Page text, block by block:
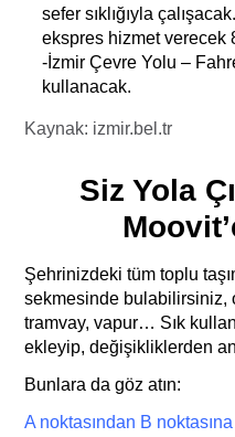
sefer sıklığıyla
ekspres hizmet verecek
-İzmir Çevre Yolu –
kullanacak.
Kaynak: izmir.bel.tr
Siz Yola
Şehrinizdeki tüm toplu
sekmesinde bulabilirsiniz,
tramvay, vapur… Sık
ekleyip, değişikliklerden
Bunlara da göz atın:
A noktasından B